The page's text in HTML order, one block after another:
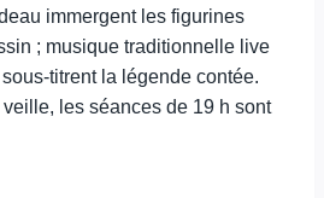
immergent les figurines
; musique traditionnelle live
titrent la légende contée.
les séances de 19 h sont